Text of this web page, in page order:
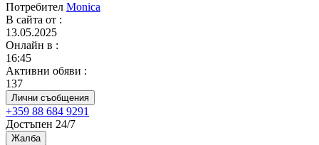
Потребител Monica
В сайта от :
13.05.2025
Онлайн в :
16:45
Активни обяви :
137
Лични съобщения
+359 88 684 9291
Достъпен 24/7
Жалба